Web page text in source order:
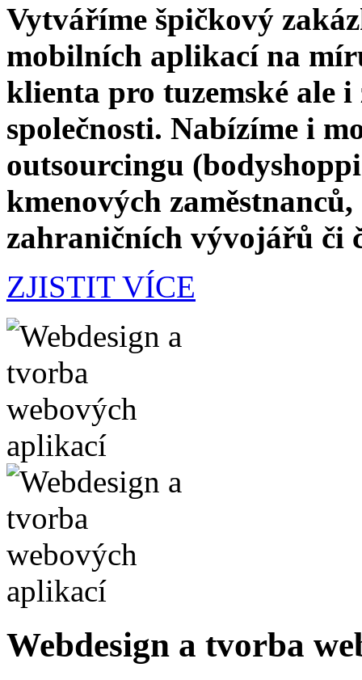
Vytváříme špičkový
mobilních aplikací na
klienta pro tuzemské ale
společnosti. Nabízíme i
outsourcingu
kmenových
zahraničních vývojářů či
ZJISTIT VÍCE
Webdesign a tvorba